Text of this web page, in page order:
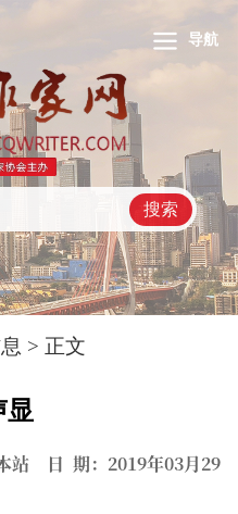
导航
搜索
> 正文
显
站 日 期：2019年03月29